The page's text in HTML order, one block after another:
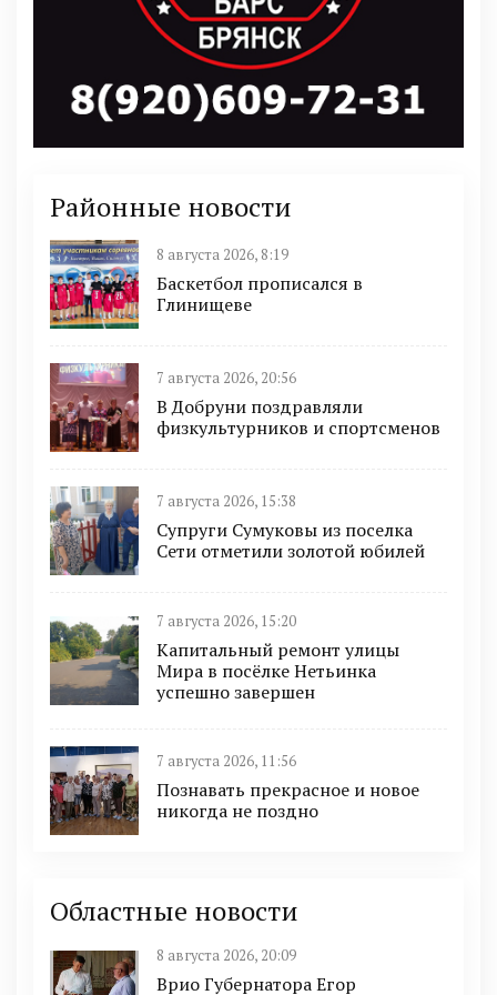
Районные новости
8 августа 2026, 8:19
Баскетбол прописался в
Глинищеве
7 августа 2026, 20:56
В Добруни поздравляли
физкультурников и спортсменов
7 августа 2026, 15:38
Супруги Сумуковы из поселка
Сети отметили золотой юбилей
7 августа 2026, 15:20
Капитальный ремонт улицы
Мира в посёлке Нетьинка
успешно завершен
7 августа 2026, 11:56
Познавать прекрасное и новое
никогда не поздно
Областные новости
8 августа 2026, 20:09
Врио Губернатора Егор